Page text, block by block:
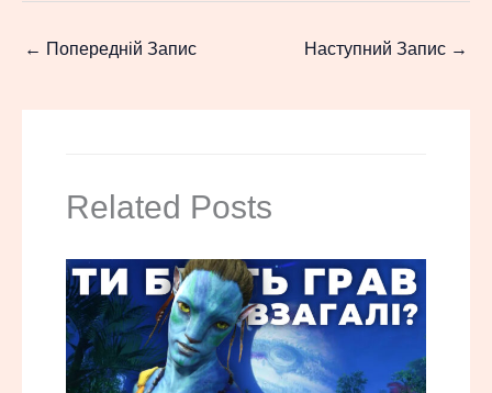
← Попередній Запис Наступний Запис →
Related Posts